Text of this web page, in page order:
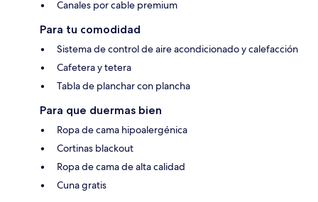
Canales por cable premium
Para tu comodidad
Sistema de control de aire acondicionado y calefacción
Cafetera y tetera
Tabla de planchar con plancha
Para que duermas bien
Ropa de cama hipoalergénica
Cortinas blackout
Ropa de cama de alta calidad
Cuna gratis